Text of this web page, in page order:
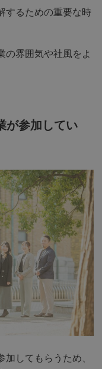
するための重要な時
の雰囲気や社風をよ
が参加してい
してもらうため、